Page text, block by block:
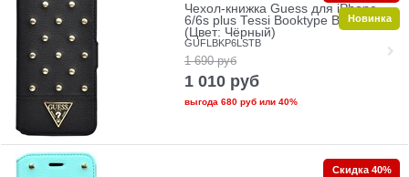
Чехол-книжка Guess для iPhone
6/6s plus Tessi Booktype Black
(Цвет: Чёрный)
GUFLBKP6LSTB
1 690 руб
1 010 руб
выгода 680 рубили 40%
Новинка
Скидка 40%